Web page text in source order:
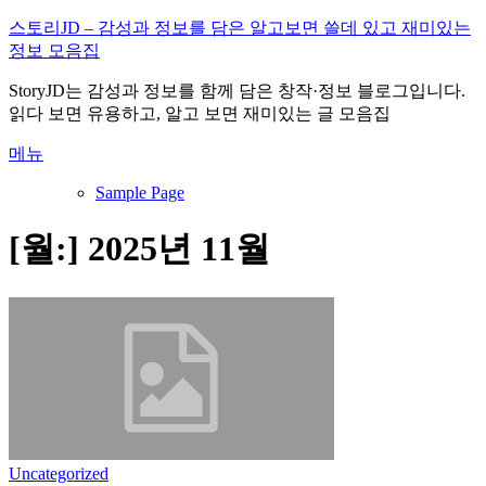
내
용
로
바
가
스토리JD – 감성과 정보를 담은 알고보면 쓸데 있고 재미있는
정보 모음집
StoryJD는 감성과 정보를 함께 담은 창작·정보 블로그입니다.
읽다 보면 유용하고, 알고 보면 재미있는 글 모음집
메뉴
Sample Page
[월:] 2025년 11월
Uncategorized